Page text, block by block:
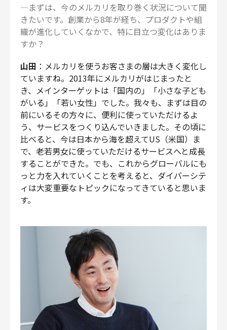
―まずは、今のメルカリを取り巻く状況について聞
きたいです。創業から8年が経ち、プロダクトや組
織が進化していくなかで、特に目立つ変化はありま
すか？
山田 ：メルカリを使うお客さまの層は大きく変化し
ていますね。2013年にメルカリがはじまったと
き、メインターゲットは「国内の」「小さな子ども
がいる」「若い女性」でした。我々も、まずは目の
前にいるその方々に、便利に使っていただけるよ
う、サービスをつくり込んでいきました。その頃に
比べると、今は日本から海を超えてUS（米国）ま
で、老若男女に使っていただけるサービスへと成長
することができた。でも、これからグローバルにも
っと力を入れていくことを考えると、ダイバーシテ
ィは大変重要なトピックになってきていると思いま
す。